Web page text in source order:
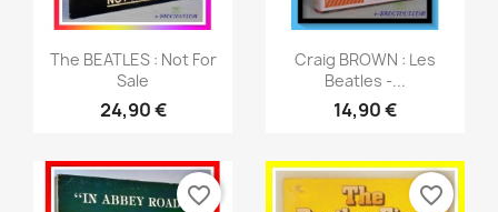
 Aperçu rapide
The BEATLES : Not For
Sale
24,90 €
Aperçu rapide
Craig BROWN : Les
Beatles -...
14,90 €
favorite_border favorite_border